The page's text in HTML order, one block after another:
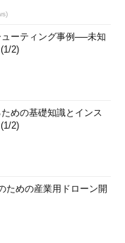
ーティング事例──未知
2)
めの基礎知識とインス
2)
ための産業用ドローン開